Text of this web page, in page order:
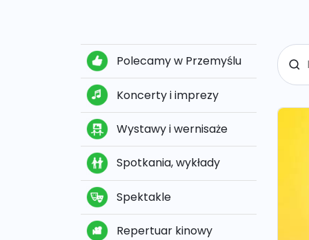
Polecamy w Przemyślu
Koncerty i imprezy
Wystawy i wernisaże
Spotkania, wykłady
Spektakle
Repertuar kinowy